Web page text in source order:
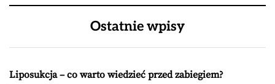
Ostatnie wpisy
Liposukcja – co warto wiedzieć przed zabiegiem?